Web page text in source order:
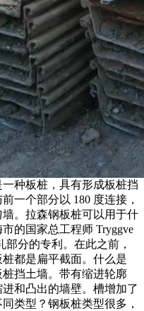
种板桩，具有形成板桩挡
一个部分以 180 度连接，
。拉森钢板桩可以用于什
的国家总工程师 Tryggve
部分的专利。在此之前，
都是扁平截面。什么是
挡土墙。带有缩进轮廓
和凸出的墙壁。槽增加了
类型？钢板桩类型很多，